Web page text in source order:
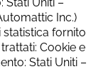
Inc.)
fornito
Cookie e
Stati Uniti –